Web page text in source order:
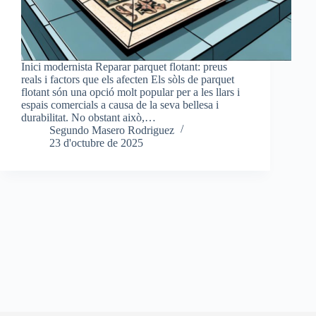
Inici modernista Reparar parquet flotant: preus
reals i factors que els afecten Els sòls de parquet
flotant són una opció molt popular per a les llars i
espais comercials a causa de la seva bellesa i
durabilitat. No obstant això,…
Segundo Masero Rodriguez
23 d'octubre de 2025